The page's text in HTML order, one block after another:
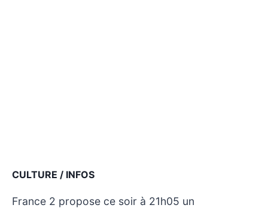
CULTURE / INFOS
France 2 propose ce soir à 21h05 un